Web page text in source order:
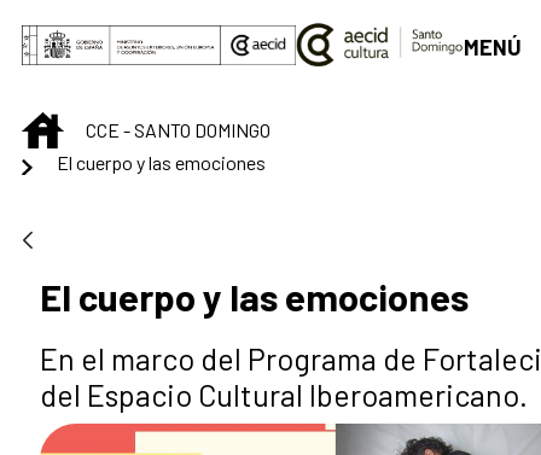
Saltar al contenido principal
MENÚ
INICIOCCE - SANTO DOMINGO
El cuerpo y las emociones
El cuerpo y las emociones
En el marco del Programa de
del Espacio Cultural Iberoamericano.